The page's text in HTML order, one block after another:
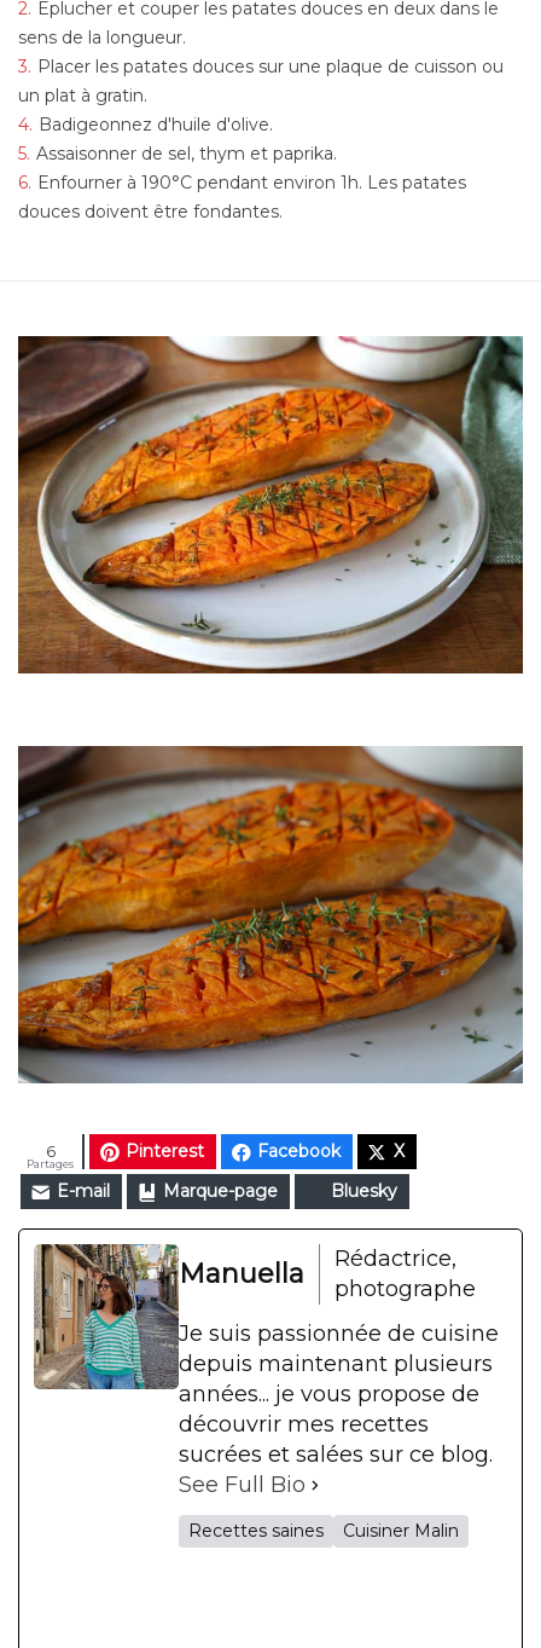
Eplucher et couper les patates douces en deux dans le
sens de la longueur.
Placer les patates douces sur une plaque de cuisson ou
un plat à gratin.
Badigeonnez d'huile d'olive.
Assaisonner de sel, thym et paprika.
Enfourner à 190°C pendant environ 1h. Les patates
douces doivent être fondantes.
Pinterest Facebook
X
E-mail
Marque-page Bluesky
Partages
6
Manuella
Rédactrice,
photographe
Je suis passionnée de cuisine
depuis maintenant plusieurs
années... je vous propose de
découvrir mes recettes
sucrées et salées sur ce blog.
See Full Bio
Recettes saines Cuisiner Malin